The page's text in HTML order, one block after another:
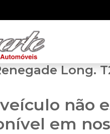
Long.
não
em